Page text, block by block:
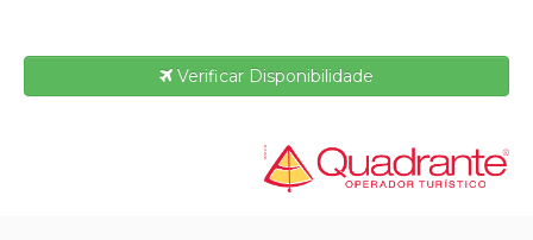
Verificar Disponibilidade